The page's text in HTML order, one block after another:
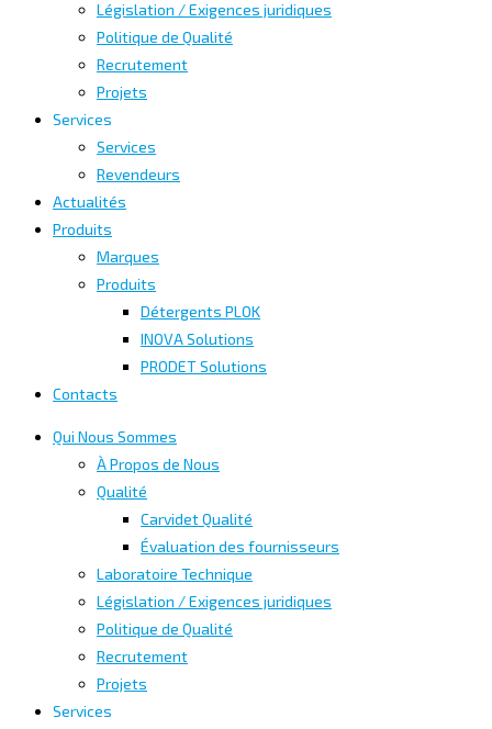
Législation / Exigences juridiques
Politique de Qualité
Recrutement
Projets
Services
Services
Revendeurs
Actualités
Produits
Marques
Produits
Détergents PLOK
INOVA Solutions
PRODET Solutions
Contacts
Qui Nous Sommes
À Propos de Nous
Qualité
Carvidet Qualité
Évaluation des fournisseurs
Laboratoire Technique
Législation / Exigences juridiques
Politique de Qualité
Recrutement
Projets
Services